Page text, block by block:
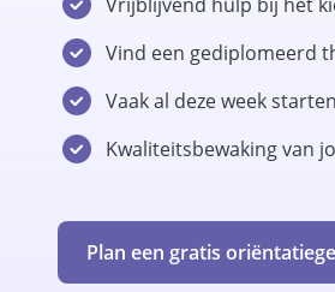
Vind een gediplomeerd
Vaak al deze week starten
Kwaliteitsbewaking van
Plan een gratis